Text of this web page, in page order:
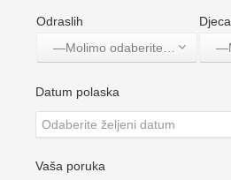
Odraslih
Djeca
Datum polaska
Vaša poruka